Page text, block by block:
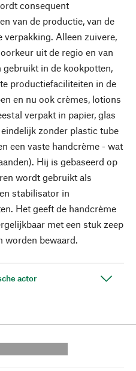
consequent
van de productie, van de
Alleen zuivere,
uit de regio en van
in de kookpotten,
productiefaciliteiten in de
en nu ook crèmes, lotions
verpakt in papier, glas
zonder plastic tube
een vaste handcrème - wat
Hij is gebaseerd op
wordt gebruikt als
stabilisator in
Het geeft de handcrème
met een stuk zeep
worden bewaard.
actor